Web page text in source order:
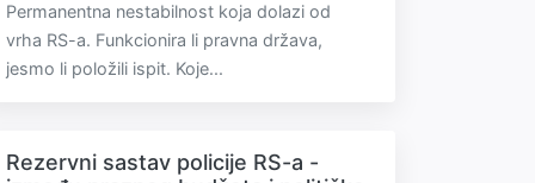
Permanentna nestabilnost koja dolazi od
vrha RS-a. Funkcionira li pravna država,
jesmo li položili ispit. Koje...
Rezervni sastav policije RS-a -